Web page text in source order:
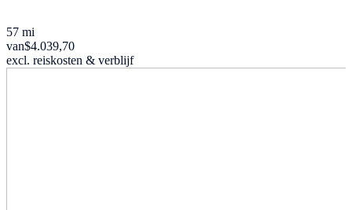
57 mi
van$4.039,70
excl. reiskosten & verblijf